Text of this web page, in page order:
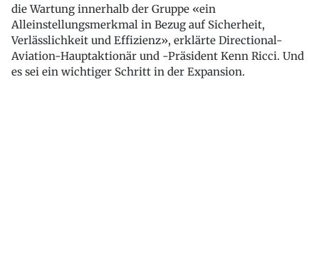
die Wartung innerhalb der Gruppe «ein
Alleinstellungsmerkmal in Bezug auf Sicherheit,
Verlässlichkeit und Effizienz», erklärte Directional-
Aviation-Hauptaktionär und -Präsident Kenn Ricci. Und
es sei ein wichtiger Schritt in der Expansion.